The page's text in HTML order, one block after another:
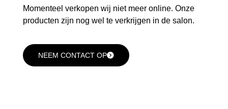
Momenteel verkopen wij niet meer online. Onze
producten zijn nog wel te verkrijgen in de salon.
NEEM CONTACT OP